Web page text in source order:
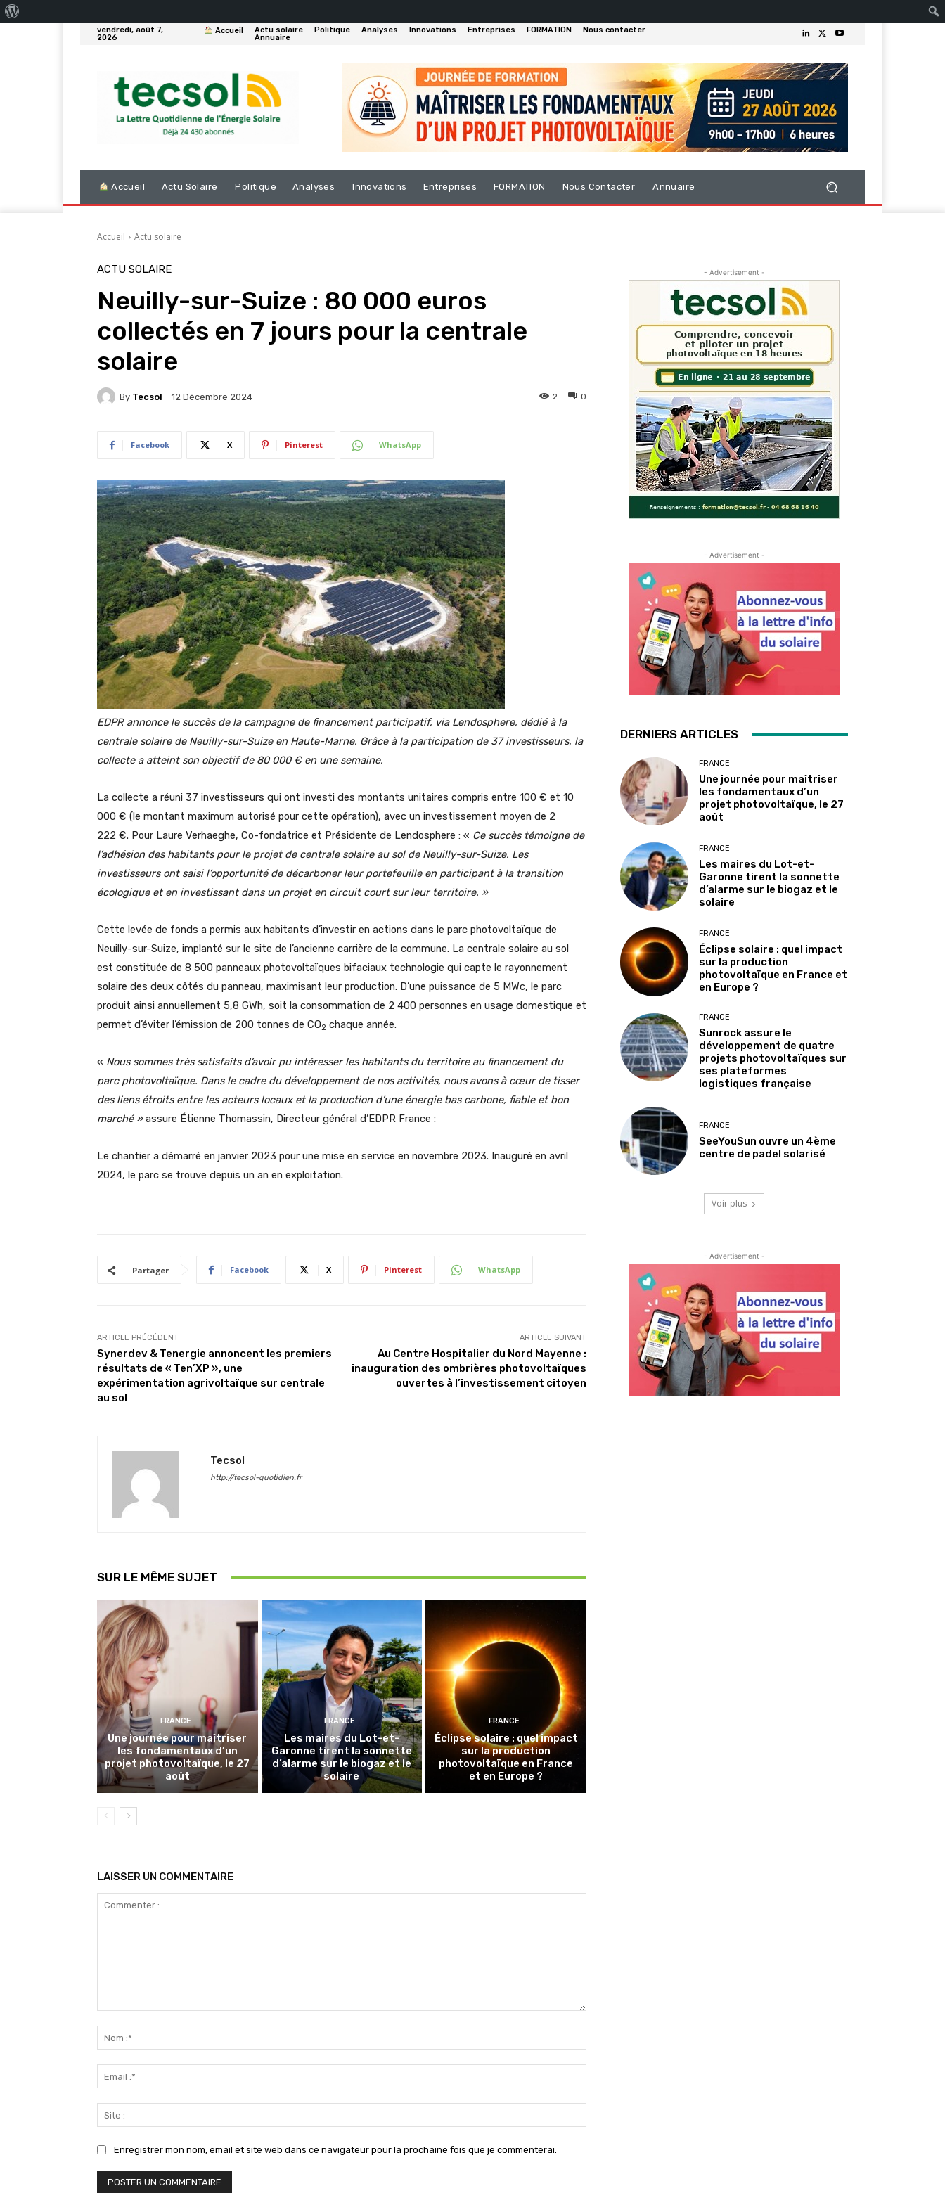
vendredi, août 7,
2026
Accueil Actu solaire Politique Analyses Innovations Entreprises FORMATION
Nous contacter
Annuaire
Accueil Actu Solaire Politique Analyses Innovations Entreprises FORMATION Nous Contacter Annuaire
Accueil Actu solaire
ACTU SOLAIRE
Neuilly-sur-Suize : 80 000 euros
collectés en 7 jours pour la centrale
solaire
By Tecsol 12 Décembre 2024 0
2
Facebook X Pinterest WhatsApp
EDPR annonce le succès de la campagne de financement participatif, via Lendosphere, dédié à la
centrale solaire de Neuilly-sur-Suize en Haute-Marne. Grâce à la participation de 37 investisseurs, la
collecte a atteint son objectif de 80 000 € en une semaine.
La collecte a réuni 37 investisseurs qui ont investi des montants unitaires compris entre 100 € et 10
000 € (le montant maximum autorisé pour cette opération), avec un investissement moyen de 2
222 €. Pour Laure Verhaeghe, Co-fondatrice et Présidente de Lendosphere : « Ce succès témoigne de
l’adhésion des habitants pour le projet de centrale solaire au sol de Neuilly-sur-Suize. Les
investisseurs ont saisi l’opportunité de décarboner leur portefeuille en participant à la transition
écologique et en investissant dans un projet en circuit court sur leur territoire. »
Cette levée de fonds a permis aux habitants d’investir en actions dans le parc photovoltaïque de
Neuilly-sur-Suize, implanté sur le site de l’ancienne carrière de la commune. La centrale solaire au sol
est constituée de 8 500 panneaux photovoltaïques bifaciaux technologie qui capte le rayonnement
solaire des deux côtés du panneau, maximisant leur production. D’une puissance de 5 MWc, le parc
produit ainsi annuellement 5,8 GWh, soit la consommation de 2 400 personnes en usage domestique et
permet d’éviter l’émission de 200 tonnes de CO2 chaque année.
« Nous sommes très satisfaits d’avoir pu intéresser les habitants du territoire au financement du
parc photovoltaïque. Dans le cadre du développement de nos activités, nous avons à cœur de tisser
des liens étroits entre les acteurs locaux et la production d’une énergie bas carbone, fiable et bon
marché »assure Étienne Thomassin, Directeur général d’EDPR France :
Le chantier a démarré en janvier 2023 pour une mise en service en novembre 2023. Inauguré en avril
2024, le parc se trouve depuis un an en exploitation.
Partager Facebook X Pinterest WhatsApp
ARTICLE PRÉCÉDENT
Synerdev & Tenergie annoncent les premiers
résultats de « Ten’XP », une
expérimentation agrivoltaïque sur centrale
au sol
ARTICLE SUIVANT
Au Centre Hospitalier du Nord Mayenne :
inauguration des ombrières photovoltaïques
ouvertes à l’investissement citoyen
Tecsol
http://tecsol-quotidien.fr
SUR LE MÊME SUJET
FRANCE
Une journée pour maîtriser
les fondamentaux d’un
projet photovoltaïque, le 27
août
FRANCE
Les maires du Lot-et-
Garonne tirent la sonnette
d’alarme sur le biogaz et le
solaire
FRANCE
Éclipse solaire : quel impact
sur la production
photovoltaïque en France
et en Europe ?
LAISSER UN COMMENTAIRE
:*
:*
:
Enregistrer mon nom, email et site web dans ce navigateur pour la prochaine fois que je commenterai.
- Advertisement -
- Advertisement -
DERNIERS ARTICLES
FRANCE
Une journée pour maîtriser
les fondamentaux d’un
projet photovoltaïque, le 27
août
FRANCE
Les maires du Lot-et-
Garonne tirent la sonnette
d’alarme sur le biogaz et le
solaire
FRANCE
Éclipse solaire : quel impact
sur la production
photovoltaïque en France et
en Europe ?
FRANCE
Sunrock assure le
développement de quatre
projets photovoltaïques sur
ses plateformes
logistiques française
FRANCE
SeeYouSun ouvre un 4ème
centre de padel solarisé
Voir plus
- Advertisement -